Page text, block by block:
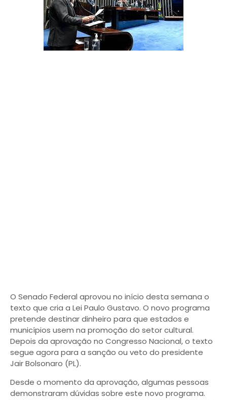
O Senado Federal aprovou no início desta semana o
texto que cria a Lei Paulo Gustavo. O novo programa
pretende destinar dinheiro para que estados e
municípios usem na promoção do setor cultural.
Depois da aprovação no Congresso Nacional, o texto
segue agora para a sanção ou veto do presidente
Jair Bolsonaro (PL).
Desde o momento da aprovação, algumas pessoas
demonstraram dúvidas sobre este novo programa.